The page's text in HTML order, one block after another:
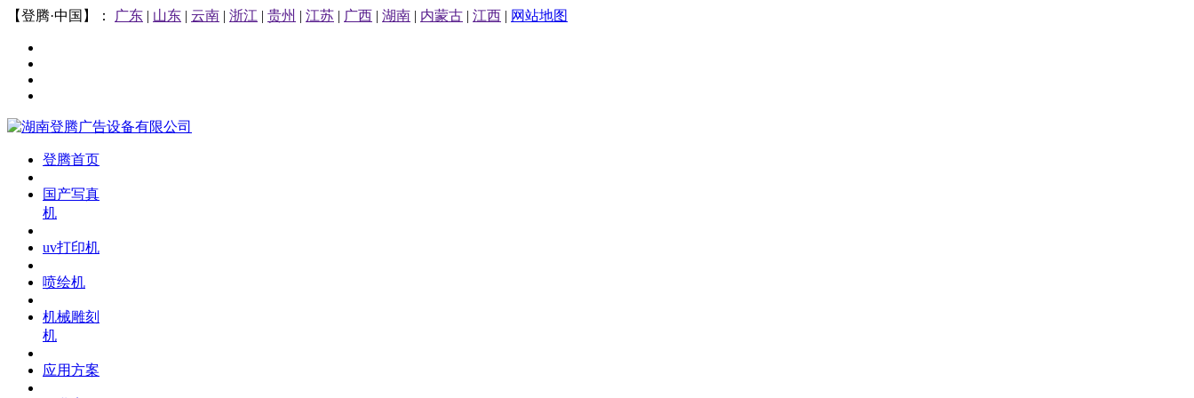
【登腾·中国】： 广东 | 山东 | 云南 | 浙江 | 贵州 | 江苏 | 广西 | 湖南 | 内蒙古 | 江西 | 网站地图
登腾首页
国产写真
机
uv打印机
喷绘机
机械雕刻
机
应用方案